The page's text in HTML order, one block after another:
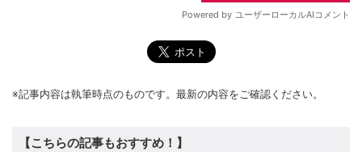
※記事内容は執筆時点のものです。最新の内容をご確認ください。
【こちらの記事もおすすめ！】